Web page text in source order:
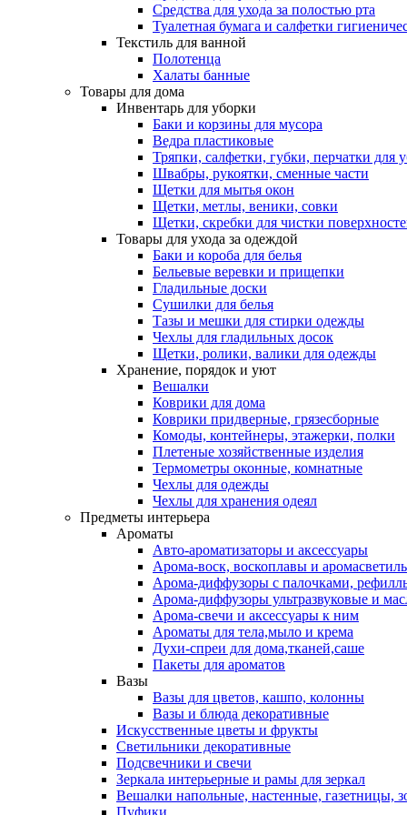
Средства для ухода за полостью рта
Туалетная бумага и салфетки
Текстиль для ванной
Полотенца
Халаты банные
Товары для дома
Инвентарь для уборки
Баки и корзины для мусора
Ведра пластиковые
Тряпки, салфетки, губки, перчатки для
Швабры, рукоятки, сменные части
Щетки для мытья окон
Щетки, метлы, веники, совки
Щетки, скребки для чистки
Товары для ухода за одеждой
Баки и короба для белья
Бельевые веревки и прищепки
Гладильные доски
Сушилки для белья
Тазы и мешки для стирки одежды
Чехлы для гладильных досок
Щетки, ролики, валики для одежды
Хранение, порядок и уют
Вешалки
Коврики для дома
Коврики придверные, грязесборные
Комоды, контейнеры, этажерки, полки
Плетеные хозяйственные изделия
Термометры оконные, комнатные
Чехлы для одежды
Чехлы для хранения одеял
Предметы интерьера
Ароматы
Авто-ароматизаторы и аксессуары
Арома-воск, воскоплавы и
Арома-диффузоры с палочками,
Арома-диффузоры ультразвуковые и
Арома-свечи и аксессуары к ним
Ароматы для тела,мыло и крема
Духи-спреи для дома,тканей,саше
Пакеты для ароматов
Вазы
Вазы для цветов, кашпо, колонны
Вазы и блюда декоративные
Искусственные цветы и фрукты
Светильники декоративные
Подсвечники и свечи
Зеркала интерьерные и рамы для зеркал
Вешалки напольные, настенные, газетницы,
Пуфики